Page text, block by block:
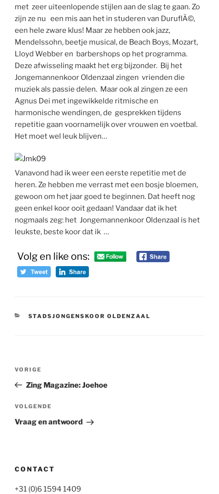
met zeer uiteenlopende stijlen aan de slag te gaan. Zo
zijn ze nu een mis aan het in studeren van DuruflÃ©,
een hele zware klus! Maar ze hebben ook jazz,
Mendelssohn, beetje musical, de Beach Boys, Mozart,
Lloyd Webber en barbershops op het programma.
Deze afwisseling maakt het erg bijzonder. Bij het
Jongemannenkoor Oldenzaal zingen vrienden die
muziek als passie delen. Maar ook al zingen ze een
Agnus Dei met ingewikkelde ritmische en
harmonische wendingen, de gesprekken tijdens
repetitie gaan voornamelijk over vrouwen en voetbal.
Het moet wel leuk blijven…
Vanavond had ik weer een eerste repetitie met de
heren. Ze hebben me verrast met een bosje bloemen,
gewoon om het jaar goed te beginnen. Dat heeft nog
geen enkel koor ooit gedaan! Vandaar dat ik het
nogmaals zeg: het Jongemannenkoor Oldenzaal is het
leukste, beste koor dat ik …
Volg en like ons:
CATEGORIEËN
STADSJONGENSKOOR OLDENZAAL
Vorig
bericht
VORIGE
Zing Magazine: Joehoe
Volgend
bericht
VOLGENDE
Vraag en antwoord
CONTACT
+31 (0)6 1594 1409